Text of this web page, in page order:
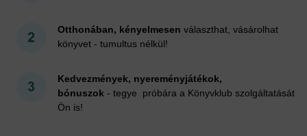
Otthonában, kényelmesen választhat, vásárolhat
könyvet - tumultus nélkül!
Kedvezmények, nyereményjátékok,
bónuszok - tegye próbára a Könyvklub szolgáltatását
Ön is!